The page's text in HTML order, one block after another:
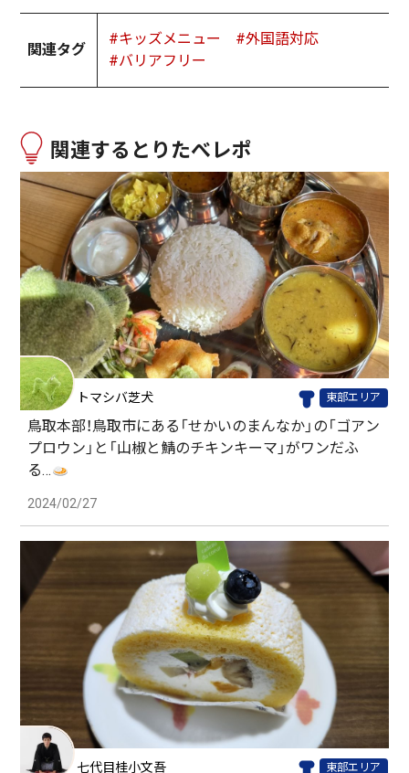
関連タグ
#キッズメニュー
#外国語対応
#バリアフリー
関連するとりたべレポ
トマシバ芝犬 東部エリア
鳥取本部！鳥取市にある「せかいのまんなか」の「ゴアン
プロウン」と「山椒と鯖のチキンキーマ」がワンだふ
る…
2024/02/27
七代目桂小文吾 東部エリア